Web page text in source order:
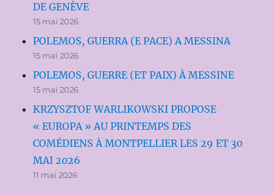
DE GENÈVE
15 mai 2026
POLEMOS, GUERRA (E PACE) A MESSINA
15 mai 2026
POLEMOS, GUERRE (ET PAIX) À MESSINE
15 mai 2026
KRZYSZTOF WARLIKOWSKI PROPOSE
« EUROPA » AU PRINTEMPS DES
COMÉDIENS À MONTPELLIER LES 29 ET 30
MAI 2026
11 mai 2026